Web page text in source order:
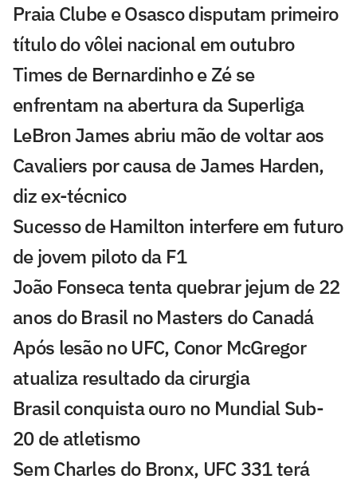
Praia Clube e Osasco disputam primeiro
título do vôlei nacional em outubro
Times de Bernardinho e Zé se
enfrentam na abertura da Superliga
LeBron James abriu mão de voltar aos
Cavaliers por causa de James Harden,
diz ex-técnico
Sucesso de Hamilton interfere em futuro
de jovem piloto da F1
João Fonseca tenta quebrar jejum de 22
anos do Brasil no Masters do Canadá
Após lesão no UFC, Conor McGregor
atualiza resultado da cirurgia
Brasil conquista ouro no Mundial Sub-
20 de atletismo
Sem Charles do Bronx, UFC 331 terá